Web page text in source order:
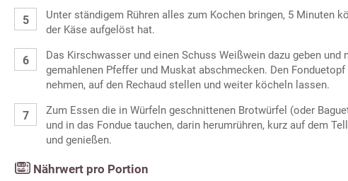
Unter ständigem Rühren alles zum Kochen bringen, 5 Minuten
der Käse aufgelöst hat.
Das Kirschwasser und einen Schuss Weißwein dazu geben
gemahlenen Pfeffer und Muskat abschmecken. Den
nehmen, auf den Rechaud stellen und weiter köcheln lassen.
Zum Essen die in Würfeln geschnittenen Brotwürfel (oder
und in das Fondue tauchen, darin herumrühren, kurz auf dem
und genießen.
Nährwert pro Portion